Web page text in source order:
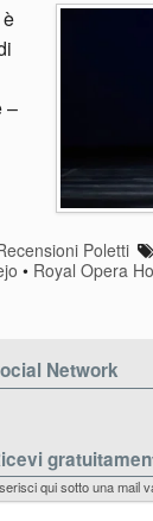
–
Poletti
• Royal Opera
Network
qui sotto una mail